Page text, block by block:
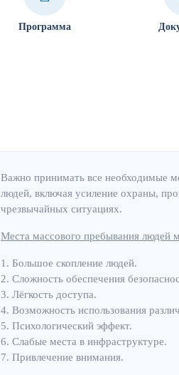
Программа
Важно принимать все необходимые
людей, включая усиление охраны,
чрезвычайных ситуациях.
Места массового пребывания людей
1. Большое скопление людей.
2. Сложность обеспечения
3. Лёгкость доступа.
4. Возможность использования
5. Психологический эффект.
6. Слабые места в инфраструктуре.
7. Привлечение внимания.